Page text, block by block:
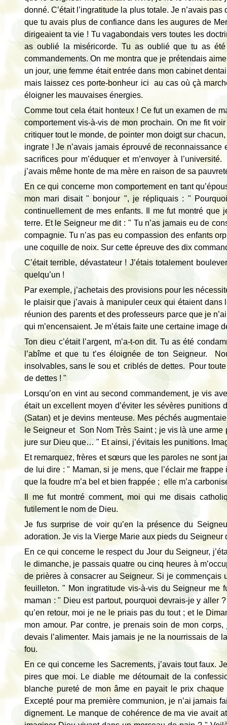
donné. C’était l’ingratitude la plus totale. Je n’avais
que tu avais plus de confiance dans les augures de
dirigeaient ta vie ! Tu vagabondais vers toutes les
as oublié la miséricorde. Tu as oublié que tu as
commandements. On me montra que je prétendais
un jour, une femme était entrée dans mon cabinet
mais laissez ces porte-bonheur ici au cas où çà
éloigner les mauvaises énergies.
Comme tout cela était honteux ! Ce fut un examen de
comportement vis-à-vis de mon prochain. On me fit
critiquer tout le monde, de pointer mon doigt sur
ingrate ! Je n’avais jamais éprouvé de
sacrifices pour m’éduquer et m’envoyer à
j’avais même honte de ma mère en raison de sa
En ce qui concerne mon comportement en tant
mon mari disait " bonjour ", je répliquais : "
continuellement de mes enfants. Il me fut montré
terre. Et le Seigneur me dit : " Tu n’as jamais eu de
compagnie. Tu n’as pas eu compassion des enfants
une coquille de noix. Sur cette épreuve des dix
C’était terrible, dévastateur ! J’étais totalement
quelqu’un !
Par exemple, j’achetais des provisions pour les
le plaisir que j’avais à manipuler ceux qui étaient
réunion des parents et des professeurs parce que je
qui m’encensaient. Je m’étais faite une certaine image
Ton dieu c’était l’argent, m’a-t-on dit. Tu as été
l’abîme et que tu t’es éloignée de ton Seigneur.
insolvables, sans le sou et criblés de dettes. Pour
de dettes ! "
Lorsqu’on en vint au second commandement, je vis
était un excellent moyen d’éviter les sévères
(Satan) et je devins menteuse. Mes péchés
le Seigneur et Son Nom Très Saint ; je vis là une
jure sur Dieu que… " Et ainsi, j’évitais les punitions.
Et remarquez, frères et sœurs que les paroles ne sont
de lui dire : " Maman, si je mens, que l’éclair me
que la foudre m’a bel et bien frappée ; elle m’a
Il me fut montré comment, moi qui me disais
futilement le nom de Dieu.
Je fus surprise de voir qu’en la présence du
adoration. Je vis la Vierge Marie aux pieds du Seigneur
En ce qui concerne le respect du Jour du Seigneur,
le dimanche, je passais quatre ou cinq heures à
de prières à consacrer au Seigneur. Si je
feuilleton. " Mon ingratitude vis-à-vis du Seigneur
maman : " Dieu est partout, pourquoi devrais-je y
qu’en retour, moi je ne le priais pas du tout ; et le
mon amour. Par contre, je prenais soin de mon
devais l’alimenter. Mais jamais je ne la nourrissais
fou.
En ce qui concerne les Sacrements, j’avais tout faux.
pires que moi. Le diable me détournait de la
blanche pureté de mon âme en payait le prix
Excepté pour ma première communion, je n’ai jamais
dignement. Le manque de cohérence de ma vie avait